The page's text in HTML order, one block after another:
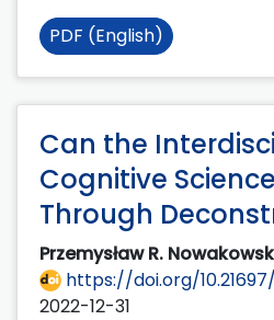
PDF (English)
Can the
Cognitive
Through
Przemysław R.
https://doi.org/
2022-12-31